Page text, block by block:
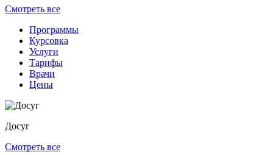
Смотреть все
Программы
Курсовка
Услуги
Тарифы
Врачи
Цены
Досуг
Смотреть все